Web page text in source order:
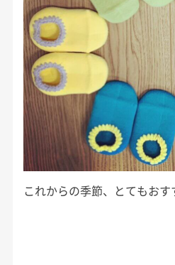
これからの季節、とてもおす